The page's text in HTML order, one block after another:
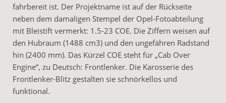
fahrbereit ist. Der Projektname ist auf der Rückseite
neben dem damaligen Stempel der Opel-Fotoabteilung
mit Bleistift vermerkt: 1.5-23 COE. Die Ziffern weisen auf
den Hubraum (1488 cm3) und den ungefähren Radstand
hin (2400 mm). Das Kürzel COE steht für „Cab Over
Engine“, zu Deutsch: Frontlenker. Die Karosserie des
Frontlenker-Blitz gestalten sie schnörkellos und
funktional.